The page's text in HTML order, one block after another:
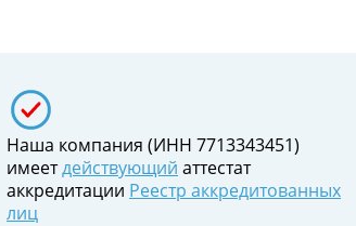
Наша компания (ИНН 7713343451)
имеетдействующий аттестат
аккредитации Реестр аккредитованных
лиц